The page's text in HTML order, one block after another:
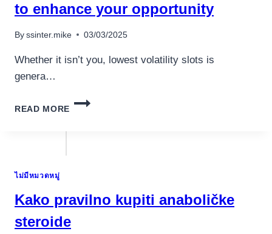
to enhance your opportunity
By ssinter.mike 03/03/2025
Whether it isn’t you, lowest volatility slots is
genera…
READ MORE
IDEAS
ON
INTERNET
ไม่มีหมวดหมู่
Kako pravilno kupiti anaboličke
steroide